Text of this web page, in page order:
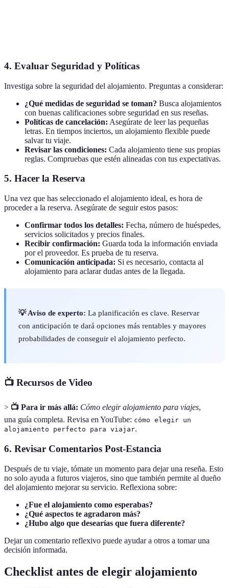
4. Evaluar Seguridad y Políticas
Investiga sobre la seguridad del alojamiento. Preguntas a considerar:
¿Qué medidas de seguridad se toman? Busca alojamientos
con buenas calificaciones sobre seguridad en sus reseñas.
Políticas de cancelación: Asegúrate de leer las pequeñas
letras. En tiempos inciertos, un alojamiento flexible puede
salvar tu viaje.
Revisar las condiciones: Cada alojamiento tiene sus propias
reglas. Compruebas que estén alineadas con tus expectativas.
5. Hacer la Reserva
Una vez que has seleccionado el alojamiento ideal, es hora de
proceder a la reserva. Asegúrate de seguir estos pasos:
Confirmar todos los detalles: Fecha, número de huéspedes,
servicios solicitados y precios finales.
Recibir confirmación: Guarda toda la información enviada
por el proveedor. Es prueba de tu reserva.
Comunicación anticipada: Si es necesario, contacta al
alojamiento para aclarar dudas antes de la llegada.
💡 Aviso de experto: La planificación es clave. Reservar
con anticipación te dará opciones más rentables y mayores
probabilidades de conseguir el alojamiento perfecto.
📺 Recursos de Video
> 📺 Para ir más allá: Cómo elegir alojamiento para viajes,
una guía completa. Revisa en YouTube: cómo elegir un
alojamiento perfecto para viajar.
6. Revisar Comentarios Post-Estancia
Después de tu viaje, tómate un momento para dejar una reseña. Esto
no solo ayuda a futuros viajeros, sino que también permite al dueño
del alojamiento mejorar su servicio. Reflexiona sobre:
¿Fue el alojamiento como esperabas?
¿Qué aspectos te agradaron más?
¿Hubo algo que desearías que fuera diferente?
Dejar un comentario reflexivo puede ayudar a otros a tomar una
decisión informada.
Checklist antes de elegir alojamiento